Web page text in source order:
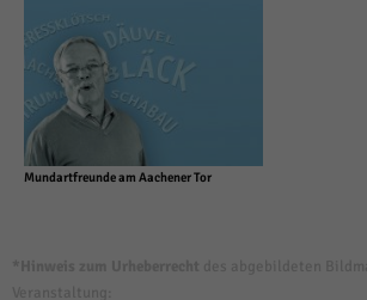
Mundartfreunde am Aachener Tor